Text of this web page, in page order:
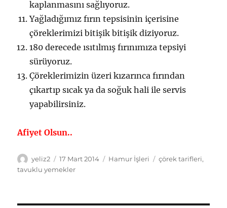
kaplanmasını sağlıyoruz.
Yağladığımız fırın tepsisinin içerisine
çöreklerimizi bitişik bitişik diziyoruz.
180 derecede ısıtılmış fırınımıza tepsiyi
sürüyoruz.
Çöreklerimizin üzeri kızarınca fırından
çıkartıp sıcak ya da soğuk hali ile servis
yapabilirsiniz.
Afiyet Olsun..
Yazar
yeliz2
Yayın
tarihi
17 Mart 2014 Kategoriler
Hamur İşleri Etiketler
çörek tarifleri,
tavuklu yemekler